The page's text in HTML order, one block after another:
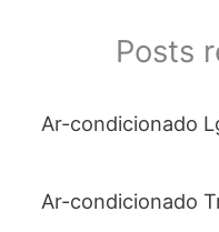
Posts
Ar-condicionado
Ar-condicionado